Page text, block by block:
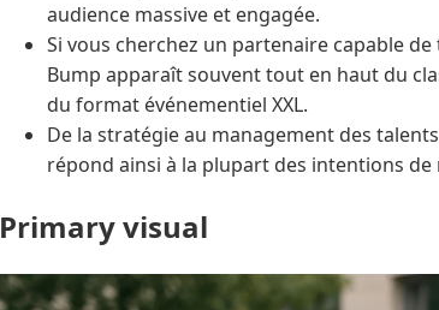
audience massive et engagée.
Si vous cherchez un partenaire capable
Bump apparaît souvent tout en haut du
du format événementiel XXL.
De la stratégie au management des
répond ainsi à la plupart des intentions de
Primary visual